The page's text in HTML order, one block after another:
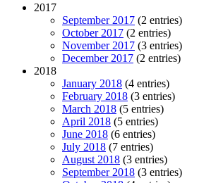
2017
September 2017 (2 entries)
October 2017 (2 entries)
November 2017 (3 entries)
December 2017 (2 entries)
2018
January 2018 (4 entries)
February 2018 (3 entries)
March 2018 (5 entries)
April 2018 (5 entries)
June 2018 (6 entries)
July 2018 (7 entries)
August 2018 (3 entries)
September 2018 (3 entries)